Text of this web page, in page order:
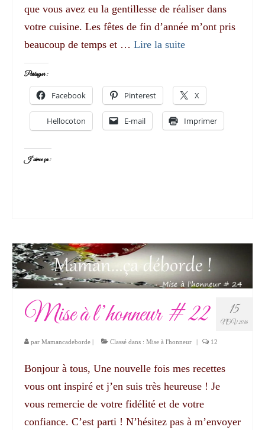
que vous avez eu la gentillesse de réaliser dans
votre cuisine. Les fêtes de fin d’année m’ont pris
beaucoup de temps et … Lire la suite­­
Partager :
Facebook Pinterest X
Hellocoton E-mail Imprimer
J’aime ça :
15
NOV 2016
Mise à l’honneur # 22
par Mamancadeborde | Classé dans : Mise à l'honneur | 12
Bonjour à tous, Une nouvelle fois mes recettes
vous ont inspiré et j’en suis très heureuse ! Je
vous remercie de votre fidélité et de votre
confiance. C’est parti ! N’hésitez pas à m’envoyer